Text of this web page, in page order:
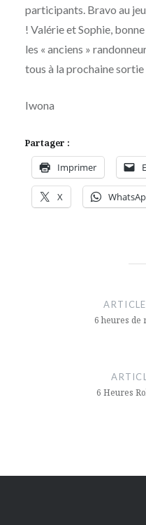
participants. Bravo au
! Valérie et Sophie,
les « anciens »
tous à la prochaine sortie
Iwona
Partager :
Imprimer
X
6 heures de
6 Heures